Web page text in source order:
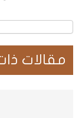
مقالات